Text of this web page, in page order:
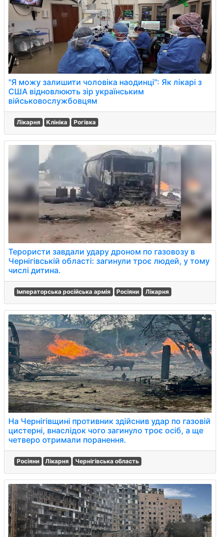
"Я можу залишити чоловіка наодинці": Як лікарі з
США відновлюють зір українським
військовослужбовцям
Лікарня Клініка Рогівка
Терористи завдали удару дроном по газовозу в
Чернігівській області: загинули троє людей, у тому
числі дитина.
Імператорська російська армія Росіяни Лікарня
На Чернігівщині противник здійснив удар по газовій
цистерні, внаслідок чого загинуло троє осіб, а ще
четверо отримали поранення.
Росіяни Лікарня Чернігівська область